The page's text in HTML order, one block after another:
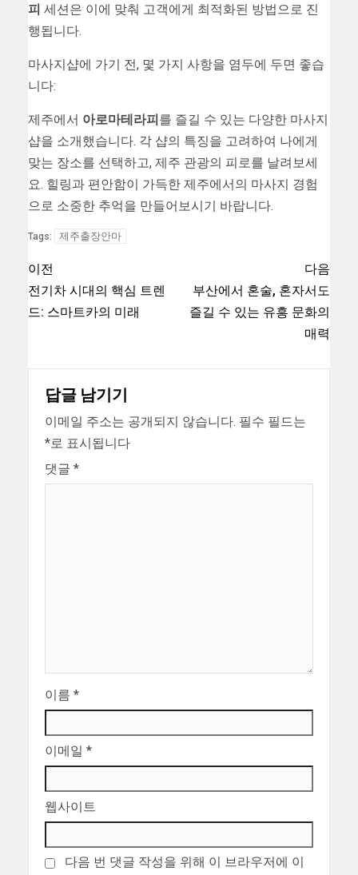
피 세션은 이에 맞춰 고객에게 최적화된 방법으로 진
행됩니다.
마사지샵에 가기 전, 몇 가지 사항을 염두에 두면 좋습
니다:
제주에서 아로마테라피 를 즐길 수 있는 다양한 마사지
샵을 소개했습니다. 각 샵의 특징을 고려하여 나에게
맞는 장소를 선택하고, 제주 관광의 피로를 날려보세
요. 힐링과 편안함이 가득한 제주에서의 마사지 경험
으로 소중한 추억을 만들어보시기 바랍니다.
Tags: 제주출장안마
이전
전기차 시대의 핵심 트렌
드: 스마트카의 미래
다음
부산에서 혼술, 혼자서도
즐길 수 있는 유흥 문화의
매력
답글 남기기
이메일 주소는 공개되지 않습니다. 필수 필드는
*로 표시됩니다
댓글 *
이름 *
이메일 *
웹사이트
다음 번 댓글 작성을 위해 이 브라우저에 이